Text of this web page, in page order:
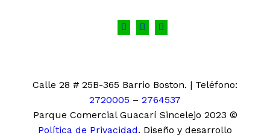
Calle 28 # 25B-365 Barrio Boston. | Teléfono:
2720005 – 2764537
Parque Comercial Guacarí Sincelejo 2023 ©
Política de Privacidad. Diseño y desarrollo